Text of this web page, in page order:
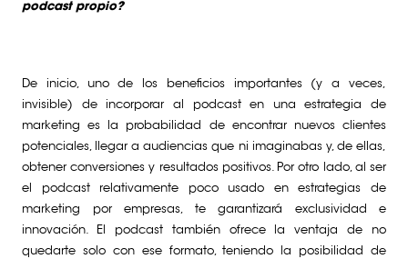
podcast propio?
De inicio, uno de los beneficios importantes (y a veces,
invisible) de incorporar al podcast en una estrategia de
marketing es la probabilidad de encontrar nuevos clientes
potenciales, llegar a audiencias que ni imaginabas y, de ellas,
obtener conversiones y resultados positivos. Por otro lado, al ser
el podcast relativamente poco usado en estrategias de
marketing por empresas, te garantizará exclusividad e
innovación. El podcast también ofrece la ventaja de no
quedarte solo con ese formato, teniendo la posibilidad de